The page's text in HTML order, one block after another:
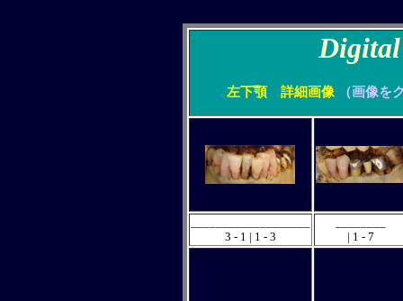
左下顎 詳細画像 （画像を
3 - 1 | 1 - 3
| 1 - 7